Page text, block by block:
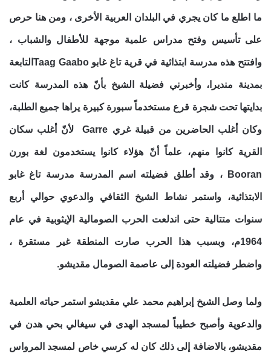
ما اطلع ما كان يجري في البلدان العربية الأخرى ، ومن هنا حرص
على تأسيس وفتح مدراس علمية موجهة للأطفال والشباب ،
وافتتح هذه مدرسة ابتذائية في قرية تاغ غابو Taag Gaaboالتابعة
بمدينة منديرا، وأخبرني فضيلة الشيخ بأنّ هذه المدرسة كانت
بدايتها تحت شجرة قرع مستخدماً سبورة كبيرة يراها جميع الطلبة،
وكان أغلب الحاضرين من قبيلة غري Garre لأنّ أغلب سكان
القرية كانوا منهم، علماً أنّ هؤلاء كانوا يستخدمون لغة بورن
Booran ، وقد أطلق فضيلته اسم المدرسة مدرسة تاغ غابو
الابتذائية، واستمر نشاط الشيخ الثقافي والدعوي حوالي أربع
سنوات متتالية حتى اندلعت الحرب الصومالية الإيثوبية في عام
1964م، وبسبب هذا الحرب صارت المنطقة غير مستقرة ،
واضطر فضيلته العودة إلى عاصمة الصومال مقديشو.
ولما وصل الشيخ إبراهيم محمد علي مقديشو استمر حياته العلمية
والدعوية وأصبح خطيباً لمسجد الهدى في سيغالي بحي هدن في
مقديشو، بالاضافة إلى ذلك كان له كرسي خاص لمسجد المرواس